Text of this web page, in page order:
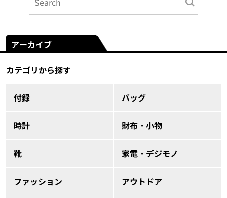
アーカイブ
カテゴリから探す
付録 バッグ
時計 財布・小物
靴 家電・デジモノ
ファッション アウトドア